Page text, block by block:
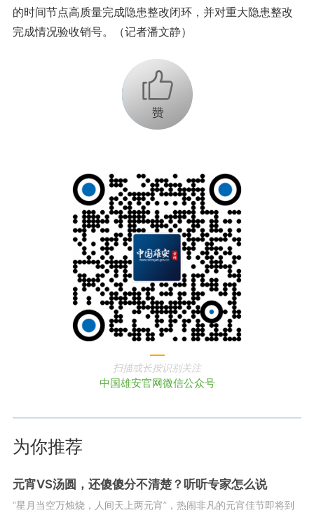
的时间节点高质量完成隐患整改闭环，并对重大隐患整改
完成情况验收销号。（记者潘文静）
+1
扫描或长按识别关注
中国雄安官网微信公众号
为你推荐
元宵VS汤圆，还傻傻分不清楚？听听专家怎么说
“星月当空万烛烧，人间天上两元宵”，热闹非凡的元宵佳节即将到